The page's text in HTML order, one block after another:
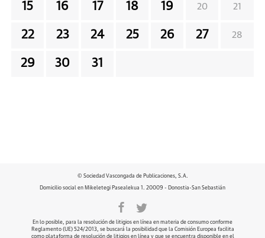
15 16 17 18 19 20 21
22 23 24 25 26 27 28
29 30 31
© Sociedad Vascongada de Publicaciones, S.A.
Domicilio social en Mikeletegi Pasealekua 1. 20009 - Donostia-San Sebastián
En lo posible, para la resolución de litigios en línea en materia de consumo conforme
Reglamento (UE) 524/2013, se buscará la posibilidad que la Comisión Europea facilita
como plataforma de resolución de litigios en línea y que se encuentra disponible en el